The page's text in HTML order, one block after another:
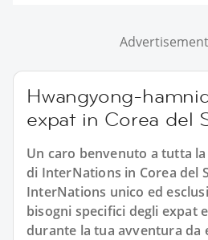
Advertisement
Hwangyong-
expat in Corea del
Un caro benvenuto a tutta
di InterNations in Corea del
InterNations unico ed
bisogni specifici degli expat
durante la tua avventura da